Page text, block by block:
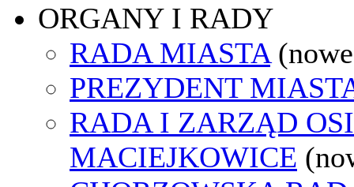
ORGANY I RADY
RADA MIASTA
PREZYDENT
RADA I ZARZĄD
MACIEJKOWICE